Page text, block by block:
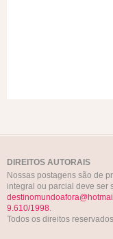
DIREITOS AUTORAIS
Nossas postagens são de
integral ou parcial deve ser
9.610/1998
Todos os direitos